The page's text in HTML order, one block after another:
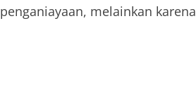
melainkan karena